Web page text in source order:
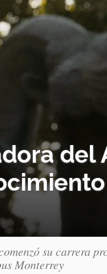
del
su carrera
Monterrey